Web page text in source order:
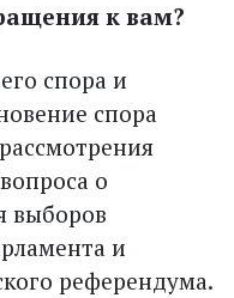
к вам?
спора и
спора
о
выборов
и
референдума.